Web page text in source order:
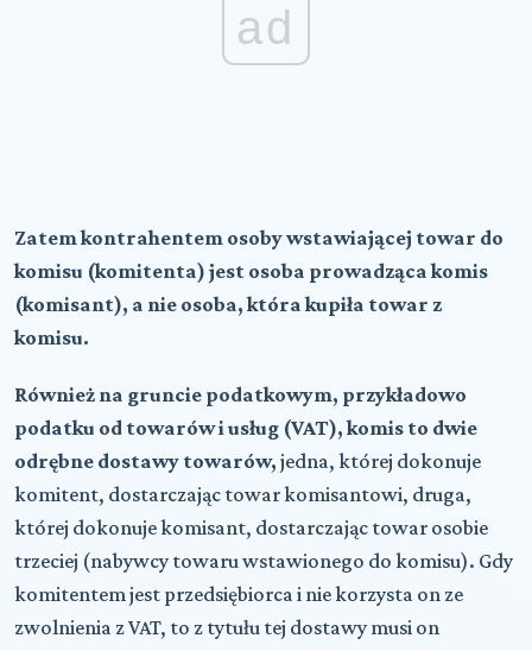
ad
Zatem kontrahentem osoby wstawiającej towar do
komisu (komitenta) jest osoba prowadząca komis
(komisant), a nie osoba, która kupiła towar z
komisu.
Również na gruncie podatkowym, przykładowo
podatku od towarów i usług (VAT), komis to dwie
odrębne dostawy towarów, jedna, której dokonuje
komitent, dostarczając towar komisantowi, druga,
której dokonuje komisant, dostarczając towar osobie
trzeciej (nabywcy towaru wstawionego do komisu). Gdy
komitentem jest przedsiębiorca i nie korzysta on ze
zwolnienia z VAT, to z tytułu tej dostawy musi on